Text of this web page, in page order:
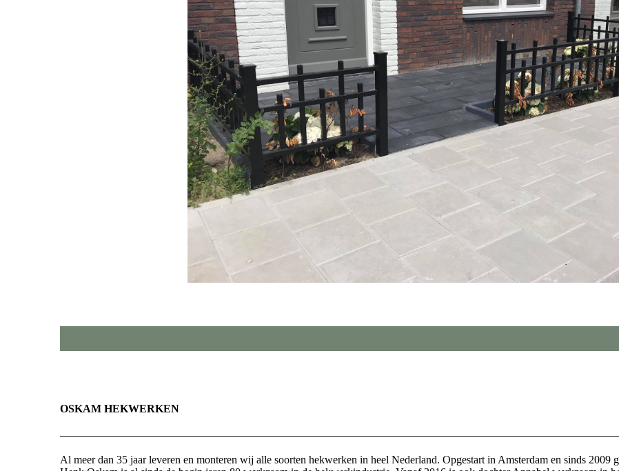
OSKAM HEKWERKEN
Al meer dan 35 jaar leveren en monteren wij alle soorten hekwerken in heel Nederland. Opgestart in Amsterdam en sinds 2009